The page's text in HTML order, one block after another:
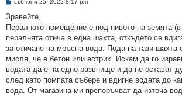
е
и
е
съб юни 25, 2022 8:17 pm
Зравейте,
Пералното помещение е под нивото на земята
пералнята отича в една шахта, откъдето се
за отичане на мръсна вода. Пода на тази шахта
мисля, че е бетон или естрих. Искам да го
водата да е на едно развнище и да не остават
след като помпата събере и вдигне водата до
вода. От магазина ми препоръчват да източа